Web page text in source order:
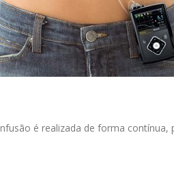
é realizada de forma